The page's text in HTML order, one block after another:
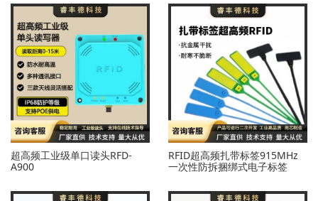
超高频工业级单口读头RFD-
A900
RFID超高频扎带标签915MHz
一次性防拆捆绑式电子标签